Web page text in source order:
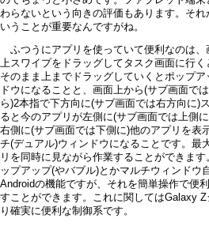
わらないという向きの評価もあります。それ
いうことが重要なんですがね。
ふつうにアプリを使っていて便利なのは、
上スワイプをドラッグしてタスク画面に行く
そのまま上までドラッグしていくとポップア
ドウになることと、画面上から(サブ画面で
ら)2本指で下方向に(サブ画面では右方向に)
ると今のアプリが左側に(サブ画面では上側に
右側に(サブ画面では下側に)他のアプリを表
チ(デュアル)ウィンドウになることです。最
リを同時に見ながら作業することができま
ップアップ(やバブル)とかマルチウィンドウ
Androidの機能ですが、それを簡単操作で便
すことができます。これに関してはGalaxy Z
り確実に便利な制御系です。